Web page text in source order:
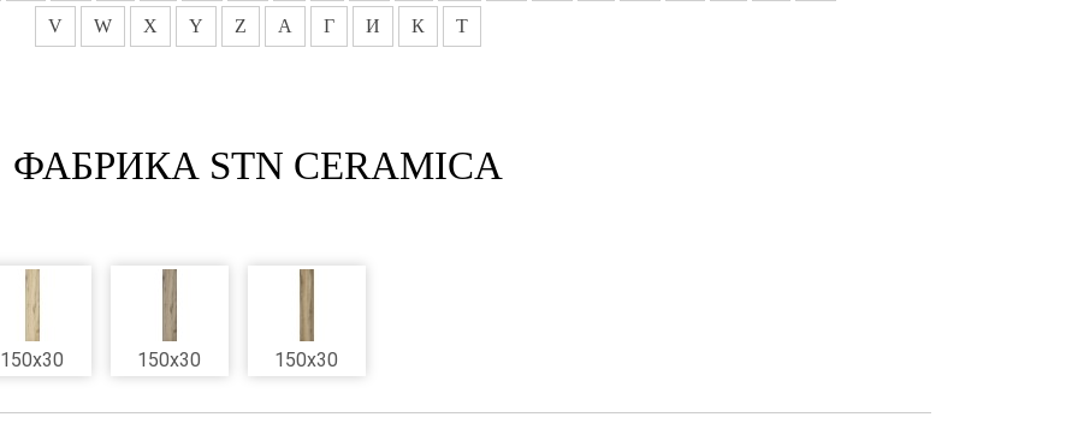
V W X Y Z А Г И К Т
ФАБРИКА STN CERAMICA
150x30 150x30 150x30